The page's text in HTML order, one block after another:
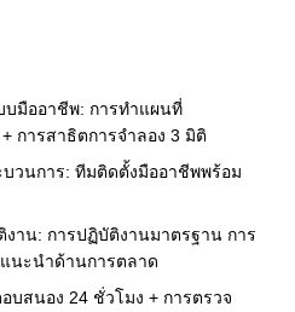
บมืออาชีพ: การทำแผนที่
การสาธิตการจำลอง 3 มิติ
บวนการ: ทีมติดตั้งมืออาชีพพร้อม
งาน: การปฏิบัติงานมาตรฐาน การ
นะนำด้านการตลาด
บสนอง 24 ชั่วโมง + การตรวจ